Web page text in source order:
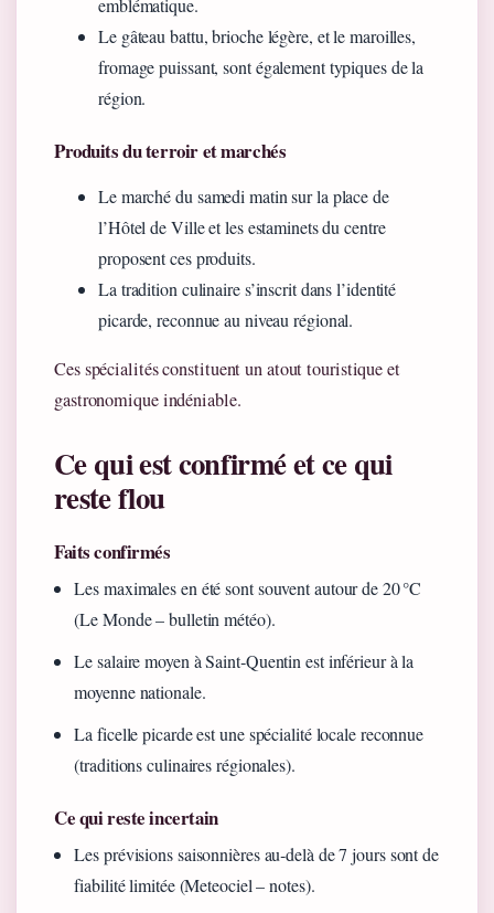
Le gâteau battu, brioche légère, et le maroilles,
fromage puissant, sont également typiques de la
région.
Produits du terroir et marchés
Le marché du samedi matin sur la place de
l’Hôtel de Ville et les estaminets du centre
proposent ces produits.
La tradition culinaire s’inscrit dans l’identité
picarde, reconnue au niveau régional.
Ces spécialités constituent un atout touristique et
gastronomique indéniable.
Ce qui est confirmé et ce qui
reste flou
Faits confirmés
Les maximales en été sont souvent autour de 20 °C
(Le Monde – bulletin météo).
Le salaire moyen à Saint‑Quentin est inférieur à la
moyenne nationale.
La ficelle picarde est une spécialité locale reconnue
(traditions culinaires régionales).
Ce qui reste incertain
Les prévisions saisonnières au‑delà de 7 jours sont de
fiabilité limitée (Meteociel – notes).